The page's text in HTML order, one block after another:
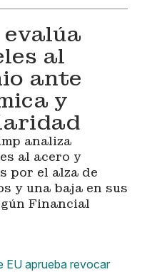
al
ante
y
analiza
al acero y
por el alza de
y una baja en sus
Financial
EU aprueba revocar